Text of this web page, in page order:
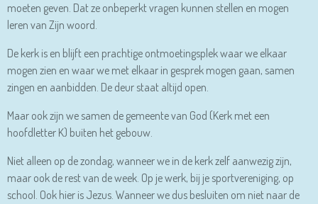
moeten geven. Dat ze onbeperkt vragen kunnen stellen en mogen
leren van Zijn woord.
De kerk is en blijft een prachtige ontmoetingsplek waar we elkaar
mogen zien en waar we met elkaar in gesprek mogen gaan, samen
zingen en aanbidden. De deur staat altijd open.
Maar ook zijn we samen de gemeente van God (Kerk met een
hoofdletter K) buiten het gebouw.
Niet alleen op de zondag, wanneer we in de kerk zelf aanwezig zijn,
maar ook de rest van de week. Op je werk, bij je sportvereniging, op
school. Ook hier is Jezus. Wanneer we dus besluiten om niet naar de